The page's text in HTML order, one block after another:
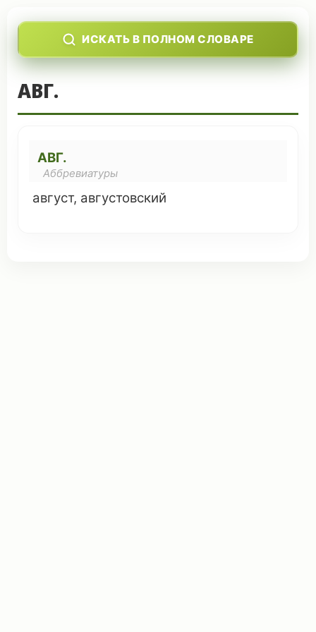
ИСКАТЬ В ПОЛНОМ СЛОВАРЕ
АВГ.
АВГ.
Аббревиатуры
август, августовский